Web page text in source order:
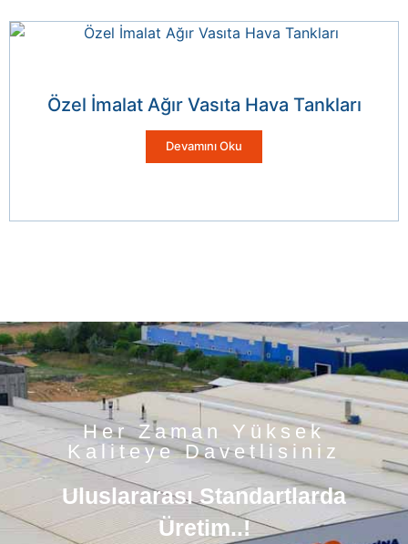
Özel İmalat Ağır Vasıta Hava Tankları
Devamını Oku
Her Zaman Yüksek
Kaliteye Davetlisiniz
Uluslararası Standartlarda
Üretim..!